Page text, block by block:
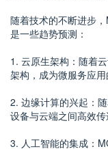
随着技术的不断进步
是一些趋势预测：
1. 云原生架构：随着
架构，成为微服务应用
2. 边缘计算的兴起：
设备与云端之间高效传
3. 人工智能的集成：